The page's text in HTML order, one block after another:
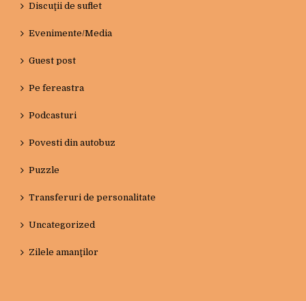
Discuţii de suflet
Evenimente/Media
Guest post
Pe fereastra
Podcasturi
Povesti din autobuz
Puzzle
Transferuri de personalitate
Uncategorized
Zilele amanţilor